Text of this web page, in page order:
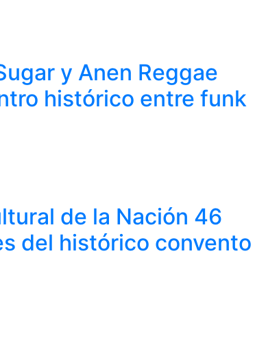
y Anen Reggae
histórico entre funk
de la Nación 46
del histórico convento